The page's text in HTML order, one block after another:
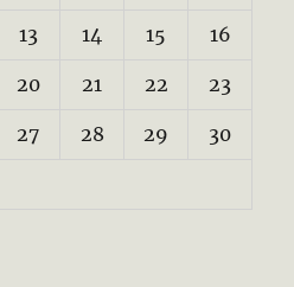
13 14 15 16
20 21 22 23
27 28 29 30